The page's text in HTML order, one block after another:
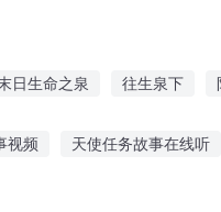
日生命之泉 往生泉下
视频 天使任务故事在线听